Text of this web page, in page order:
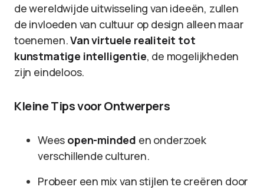
de wereldwijde uitwisseling van ideeën, zullen
de invloeden van cultuur op design alleen maar
toenemen.Van virtuele realiteit tot
kunstmatige intelligentie, de mogelijkheden
zijn eindeloos.
Kleine Tips voor Ontwerpers
Wees open-minded en onderzoek
verschillende culturen.
Probeer een mix van stijlen te creëren door